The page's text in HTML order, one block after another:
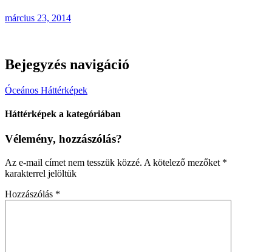
március 23, 2014
Bejegyzés navigáció
Óceános Háttérképek
Háttérképek a kategóriában
Vélemény, hozzászólás?
Az e-mail címet nem tesszük közzé. A kötelező mezőket *
karakterrel jelöltük
Hozzászólás *